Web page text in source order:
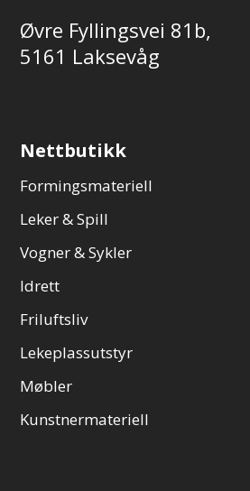
Øvre Fyllingsvei 81b,
5161 Laksevåg
Nettbutikk
Formingsmateriell
Leker & Spill
Vogner & Sykler
Idrett
Friluftsliv
Lekeplassutstyr
Møbler
Kunstnermateriell